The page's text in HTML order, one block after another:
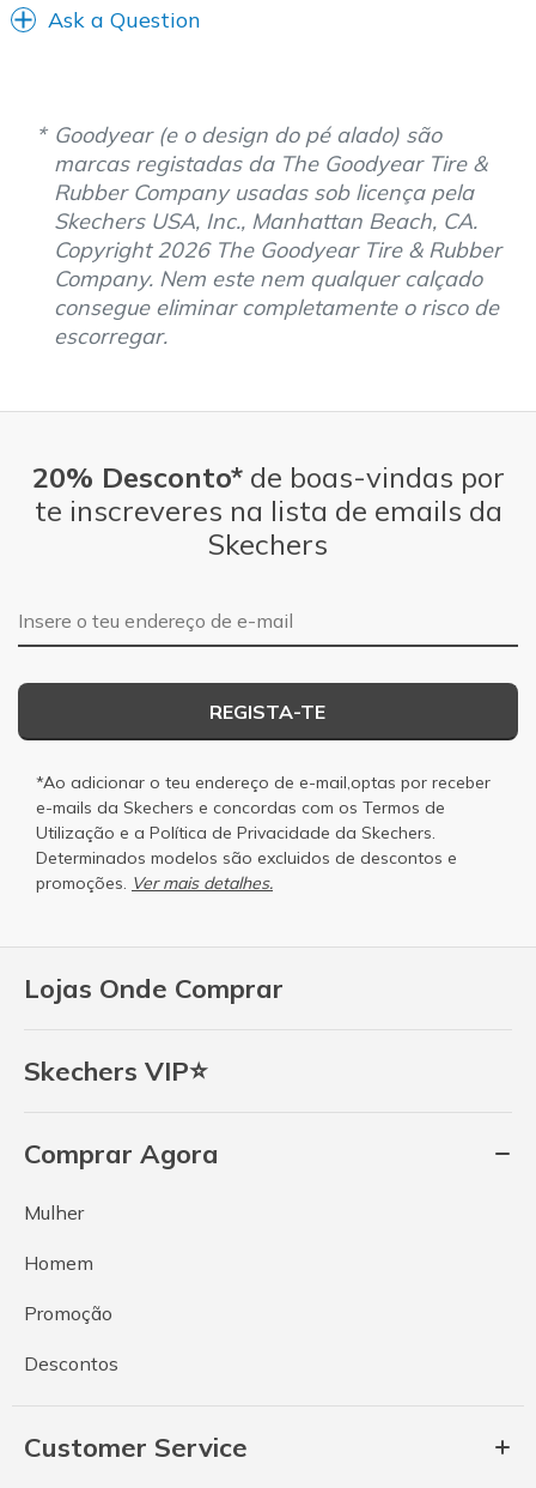
Ask a Question
Goodyear (e o design do pé alado) são
marcas registadas da The Goodyear Tire &
Rubber Company usadas sob licença pela
Skechers USA, Inc., Manhattan Beach, CA.
Copyright 2026 The Goodyear Tire & Rubber
Company. Nem este nem qualquer calçado
consegue eliminar completamente o risco de
escorregar.
Lojas Onde Comprar
Skechers VIP⭐
Comprar Agora
Mulher
Homem
Promoção
Descontos
Customer Service
20% Desconto*de boas-vindas por
te inscreveres na lista de emails da
Skechers
Endereço de e-mail
REGISTA-TE
*Ao adicionar o teu endereço de e-mail,optas por receber
e-mails da Skechers e concordas com os Termos de
Utilização e a Política de Privacidade da Skechers.
Determinados modelos são excluidos de descontos e
promoções. Ver mais detalhes.